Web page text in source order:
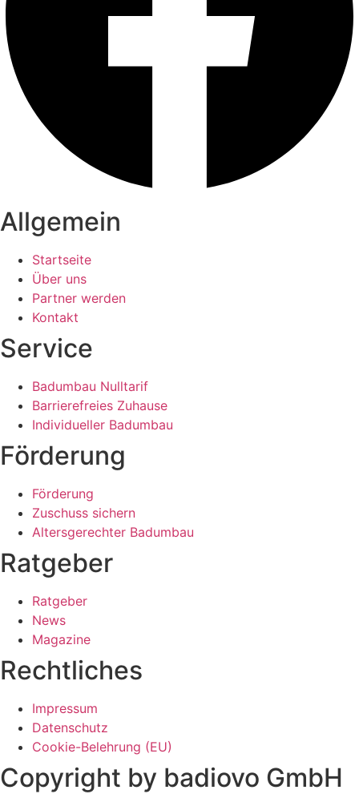
Allgemein
Startseite
Über uns
Partner werden
Kontakt
Service
Badumbau Nulltarif
Barrierefreies Zuhause
Individueller Badumbau
Förderung
Förderung
Zuschuss sichern
Altersgerechter Badumbau
Ratgeber
Ratgeber
News
Magazine
Rechtliches
Impressum
Datenschutz
Cookie-Belehrung (EU)
Copyright by badiovo GmbH